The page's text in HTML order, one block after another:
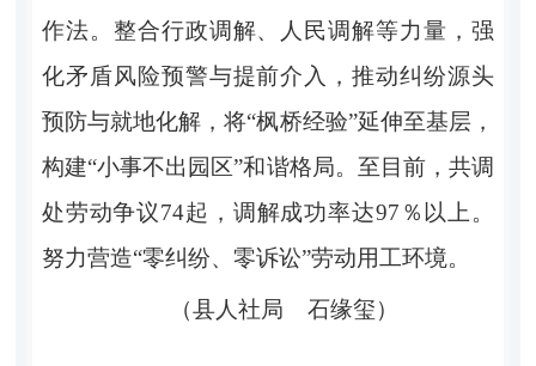
作法。整合行政调解、人民调解等力量，强
化矛盾风险预警与提前介入，推动纠纷源头
预防与就地化解，将“枫桥经验”延伸至基层，
构建“小事不出园区”和谐格局。至目前，共调
处劳动争议74起，调解成功率达97％以上。
努力营造“零纠纷、零诉讼”劳动用工环境。
（县人社局 石缘玺）